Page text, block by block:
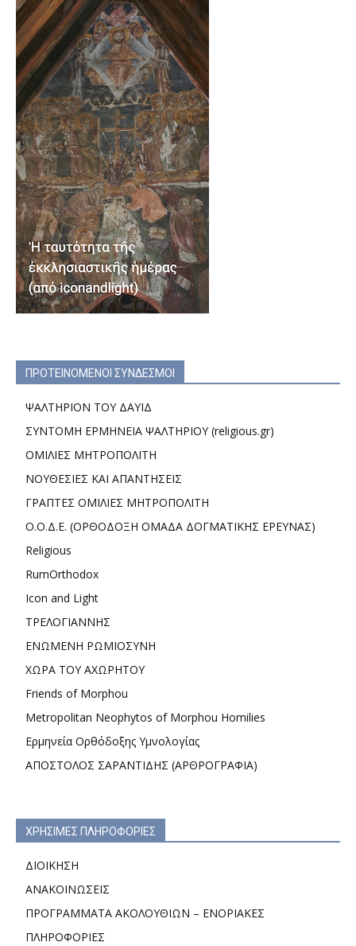
ΠΡΟΤΕΙΝΟΜΕΝΟΙ ΣΥΝΔΕΣΜΟΙ
ΨΑΛΤΗΡΙΟΝ ΤΟΥ ΔΑΥΙΔ
ΣΥΝΤΟΜΗ ΕΡΜΗΝΕΙΑ ΨΑΛΤΗΡΙΟΥ (religious.gr)
ΟΜΙΛΙΕΣ ΜΗΤΡΟΠΟΛΙΤΗ
ΝΟΥΘΕΣΙΕΣ ΚΑΙ ΑΠΑΝΤΗΣΕΙΣ
ΓΡΑΠΤΕΣ ΟΜΙΛΙΕΣ ΜΗΤΡΟΠΟΛΙΤΗ
Ο.Ο.Δ.Ε. (ΟΡΘΟΔΟΞΗ ΟΜΑΔΑ ΔΟΓΜΑΤΙΚΗΣ ΕΡΕΥΝΑΣ)
Religious
RumOrthodox
Icon and Light
ΤΡΕΛΟΓΙΑΝΝΗΣ
ΕΝΩΜΕΝΗ ΡΩΜΙΟΣΥΝΗ
ΧΩΡΑ ΤΟΥ ΑΧΩΡΗΤΟΥ
Friends of Morphou
Metropolitan Neophytos of Morphou Homilies
Ερμηνεία Ορθόδοξης Υμνολογίας
ΑΠΟΣΤΟΛΟΣ ΣΑΡΑΝΤΙΔΗΣ (ΑΡΘΡΟΓΡΑΦΙΑ)
ΧΡΗΣΙΜΕΣ ΠΛΗΡΟΦΟΡΙΕΣ
ΔΙΟΙΚΗΣΗ
ΑΝΑΚΟΙΝΩΣΕΙΣ
ΠΡΟΓΡΑΜΜΑΤΑ ΑΚΟΛΟΥΘΙΩΝ – ΕΝΟΡΙΑΚΕΣ
ΠΛΗΡΟΦΟΡΙΕΣ